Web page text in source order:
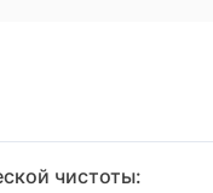
чистоты: